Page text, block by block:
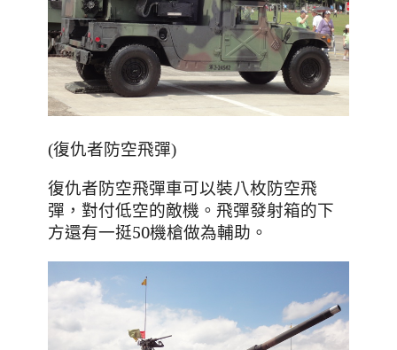
(復仇者防空飛彈)
復仇者防空飛彈車可以裝八枚防空飛
彈 ，對付低空的敵機 。飛彈發射箱的下
方還有一挺50機槍做為輔助 。